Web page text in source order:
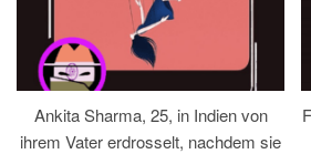
Ankita Sharma, 25, in Indien von
ihrem Vater erdrosselt, nachdem sie